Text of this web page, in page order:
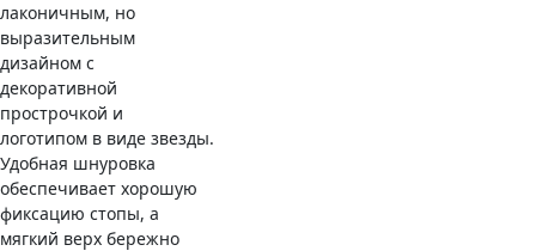
лаконичным, но
выразительным
дизайном с
декоративной
прострочкой и
логотипом в виде звезды.
Удобная шнуровка
обеспечивает хорошую
фиксацию стопы, а
мягкий верх бережно